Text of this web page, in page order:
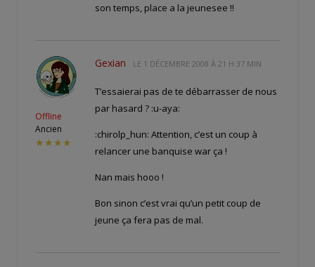
son temps, place a la jeunesee !!
Offline
Ancien
★★★★
Gexian LE 1 DÉCEMBRE 2008 À 21 H 37 MIN
T’essaierai pas de te débarrasser de nous
par hasard ? :u-aya:
:chirolp_hun: Attention, c’est un coup à
relancer une banquise war ça !
Nan mais hooo !
Bon sinon c’est vrai qu’un petit coup de
jeune ça fera pas de mal.